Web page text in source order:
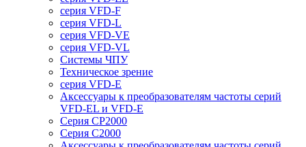
серия VFD-F
серия VFD-L
серия VFD-VE
серия VFD-VL
Системы ЧПУ
Техническое зрение
серия VFD-E
Аксессуары к преобразователям частоты серий
VFD-EL и VFD-E
Серия CP2000
Серия C2000